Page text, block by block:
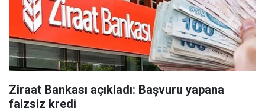
Ziraat Bankası açıkladı: Başvuru yapana
faizsiz kredi